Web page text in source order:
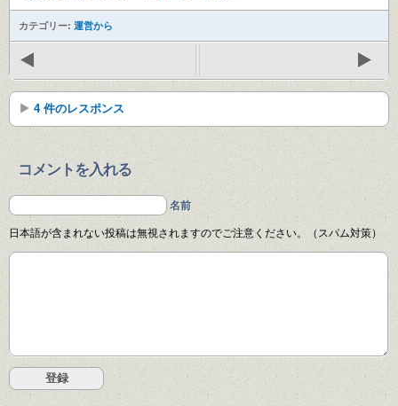
カテゴリー: 運営から
4 件のレスポンス
コメントを入れる
名前
日本語が含まれない投稿は無視されますのでご注意ください。（スパム対策）